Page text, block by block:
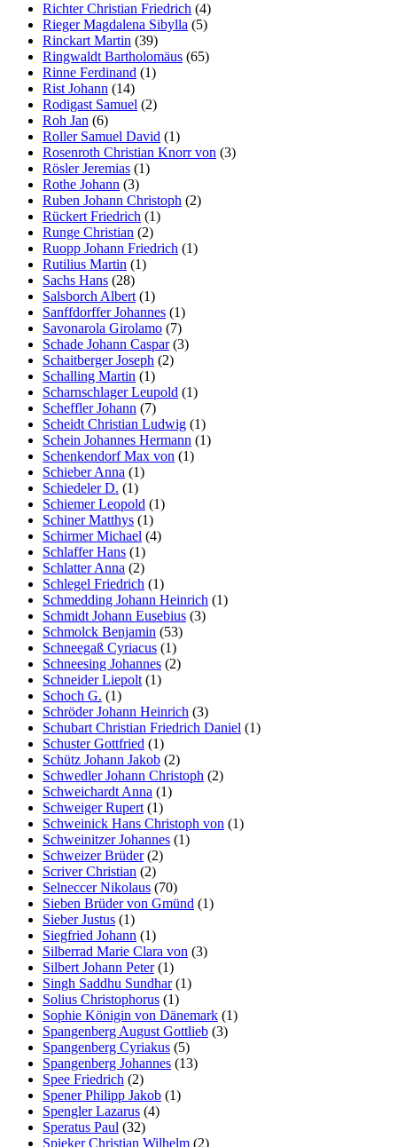
Richter Christian Friedrich (4)
Rieger Magdalena Sibylla (5)
Rinckart Martin (39)
Ringwaldt Bartholomäus (65)
Rinne Ferdinand (1)
Rist Johann (14)
Rodigast Samuel (2)
Roh Jan (6)
Roller Samuel David (1)
Rosenroth Christian Knorr von (3)
Rösler Jeremias (1)
Rothe Johann (3)
Ruben Johann Christoph (2)
Rückert Friedrich (1)
Runge Christian (2)
Ruopp Johann Friedrich (1)
Rutilius Martin (1)
Sachs Hans (28)
Salsborch Albert(1)
Sanffdorffer Johannes (1)
Savonarola Girolamo (7)
Schade Johann Caspar(3)
Schaitberger Joseph (2)
Schalling Martin (1)
Scharnschlager Leupold (1)
Scheffler Johann (7)
Scheidt Christian Ludwig (1)
Schein Johannes Hermann (1)
Schenkendorf Max von (1)
Schieber Anna (1)
Schiedeler D. (1)
Schiemer Leopold (1)
Schiner Matthys (1)
Schirmer Michael (4)
Schlaffer Hans (1)
Schlatter Anna (2)
Schlegel Friedrich (1)
Schmedding Johann Heinrich (1)
Schmidt Johann Eusebius (3)
Schmolck Benjamin (53)
Schneegaß Cyriacus (1)
Schneesing Johannes (2)
Schneider Liepolt(1)
Schoch G. (1)
Schröder Johann Heinrich (3)
Schubart Christian Friedrich Daniel (1)
Schuster Gottfried (1)
Schütz Johann Jakob (2)
Schwedler Johann Christoph (2)
Schweichardt Anna (1)
Schweiger Rupert(1)
Schweinick Hans Christoph von (1)
Schweinitzer Johannes (1)
Schweizer Brüder(2)
Scriver Christian (2)
Selneccer Nikolaus (70)
Sieben Brüder von Gmünd (1)
Sieber Justus (1)
Siegfried Johann (1)
Silberrad Marie Clara von (3)
Silbert Johann Peter(1)
Singh Saddhu Sundhar(1)
Solius Christophorus (1)
Sophie Königin von Dänemark (1)
Spangenberg August Gottlieb (3)
Spangenberg Cyriakus (5)
Spangenberg Johannes (13)
Spee Friedrich (2)
Spener Philipp Jakob (1)
Spengler Lazarus (4)
Speratus Paul (32)
Spieker Christian Wilhelm (2)